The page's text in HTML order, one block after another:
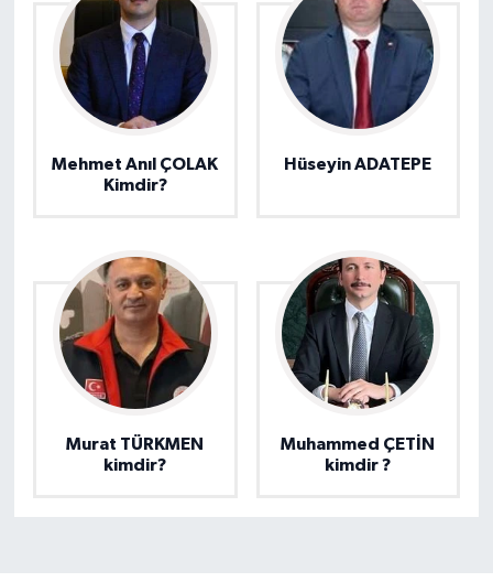
Mehmet Anıl ÇOLAK
Kimdir?
Hüseyin ADATEPE
Murat TÜRKMEN
kimdir?
Muhammed ÇETİN
kimdir ?